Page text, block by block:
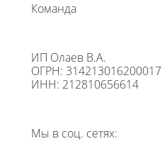
Команда
ИП Олаев В.А.
ОГРН: 314213016200017
ИНН: 212810656614
Мы в соц. сетях: